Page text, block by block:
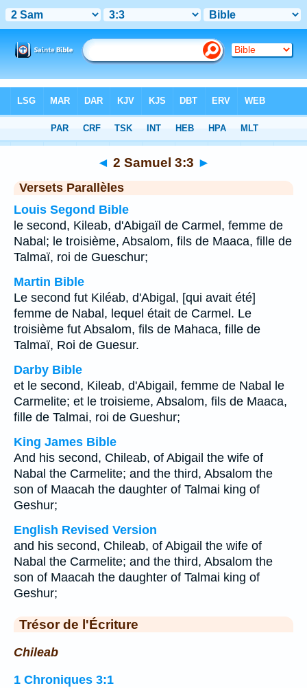
Chapitre 3> Verset 3
◄ 2 Samuel 3:3 ►
Versets Parallèles
Louis Segond Bible
le second, Kileab, d'Abigaïl de Carmel, femme de
Nabal; le troisième, Absalom, fils de Maaca, fille de
Talmaï, roi de Gueschur;
Martin Bible
Le second fut Kiléab, d'Abigal, [qui avait été]
femme de Nabal, lequel était de Carmel. Le
troisième fut Absalom, fils de Mahaca, fille de
Talmaï, Roi de Guesur.
Darby Bible
et le second, Kileab, d'Abigail, femme de Nabal le
Carmelite; et le troisieme, Absalom, fils de Maaca,
fille de Talmai, roi de Gueshur;
King James Bible
And his second, Chileab, of Abigail the wife of
Nabal the Carmelite; and the third, Absalom the
son of Maacah the daughter of Talmai king of
Geshur;
English Revised Version
and his second, Chileab, of Abigail the wife of
Nabal the Carmelite; and the third, Absalom the
son of Maacah the daughter of Talmai king of
Geshur;
Trésor de l'Écriture
Chileab
1 Chroniques 3:1